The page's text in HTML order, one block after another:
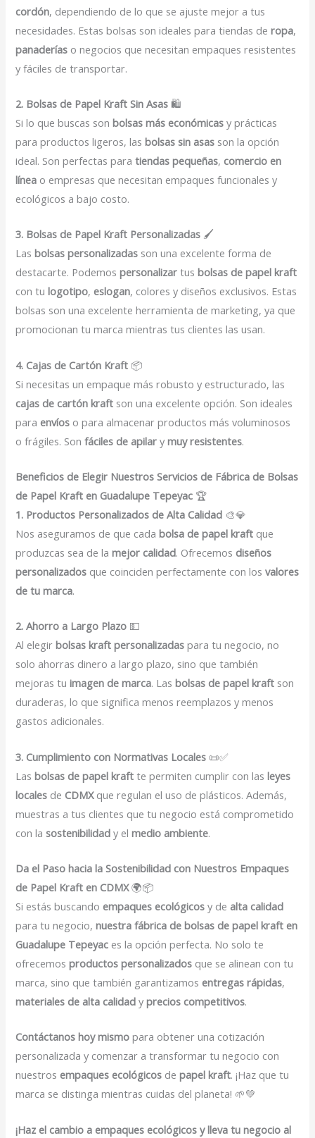
cordón, dependiendo de lo que se ajuste mejor a tus
necesidades. Estas bolsas son ideales para tiendas deropa,
panaderías o negocios que necesitan empaques resistentes
y fáciles de transportar.
2. Bolsas de Papel Kraft Sin Asas 🛍️
Si lo que buscas sonbolsas más económicas y prácticas
para productos ligeros, lasbolsas sin asas son la opción
ideal. Son perfectas paratiendas pequeñas, comercio en
línea o empresas que necesitan empaques funcionales y
ecológicos a bajo costo.
3. Bolsas de Papel Kraft Personalizadas 🖌️
Lasbolsas personalizadas son una excelente forma de
destacarte. Podemospersonalizar tusbolsas de papel kraft
con tulogotipo, eslogan, colores y diseños exclusivos. Estas
bolsas son una excelente herramienta de marketing, ya que
promocionan tu marca mientras tus clientes las usan.
4. Cajas de Cartón Kraft 📦
Si necesitas un empaque más robusto y estructurado, las
cajas de cartón kraft son una excelente opción. Son ideales
para envíos o para almacenar productos más voluminosos
o frágiles. Sonfáciles de apilar ymuy resistentes.
Beneficios de Elegir Nuestros Servicios de Fábrica de Bolsas
de Papel Kraft en Guadalupe Tepeyac 🏆
1. Productos Personalizados de Alta Calidad 🎨💎
Nos aseguramos de que cadabolsa de papel kraft que
produzcas sea de lamejor calidad. Ofrecemos diseños
personalizados que coinciden perfectamente con losvalores
de tu marca.
2. Ahorro a Largo Plazo 💵
Al elegirbolsas kraft personalizadas para tu negocio, no
solo ahorras dinero a largo plazo, sino que también
mejoras tuimagen de marca. Lasbolsas de papel kraft son
duraderas, lo que significa menos reemplazos y menos
gastos adicionales.
3. Cumplimiento con Normativas Locales 📜✅
Lasbolsas de papel kraft te permiten cumplir con lasleyes
locales de CDMXque regulan el uso de plásticos. Además,
muestras a tus clientes que tu negocio está comprometido
con lasostenibilidad y elmedio ambiente.
Da el Paso hacia la Sostenibilidad con Nuestros Empaques
de Papel Kraft en CDMX🌍📦
Si estás buscando empaques ecológicos y de alta calidad
para tu negocio,nuestra fábrica de bolsas de papel kraft en
Guadalupe Tepeyac es la opción perfecta. No solo te
ofrecemosproductos personalizados que se alinean con tu
marca, sino que también garantizamos entregas rápidas,
materiales de alta calidad yprecios competitivos.
Contáctanos hoy mismo para obtener una cotización
personalizada y comenzar a transformar tu negocio con
nuestros empaques ecológicos depapel kraft. ¡Haz que tu
marca se distinga mientras cuidas del planeta! 🌱💚
¡Haz el cambio a empaques ecológicos y lleva tu negocio al